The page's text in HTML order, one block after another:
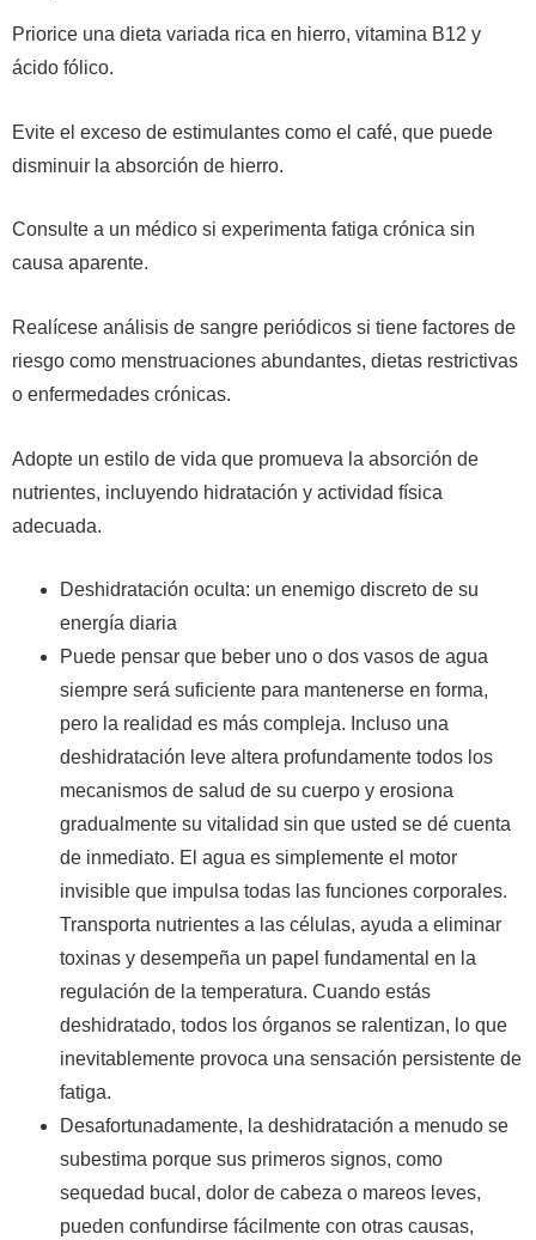
Priorice una dieta variada rica en hierro, vitamina B12 y
ácido fólico.
Evite el exceso de estimulantes como el café, que puede
disminuir la absorción de hierro.
Consulte a un médico si experimenta fatiga crónica sin
causa aparente.
Realícese análisis de sangre periódicos si tiene factores de
riesgo como menstruaciones abundantes, dietas restrictivas
o enfermedades crónicas.
Adopte un estilo de vida que promueva la absorción de
nutrientes, incluyendo hidratación y actividad física
adecuada.
Deshidratación oculta: un enemigo discreto de su
energía diaria
Puede pensar que beber uno o dos vasos de agua
siempre será suficiente para mantenerse en forma,
pero la realidad es más compleja. Incluso una
deshidratación leve altera profundamente todos los
mecanismos de salud de su cuerpo y erosiona
gradualmente su vitalidad sin que usted se dé cuenta
de inmediato. El agua es simplemente el motor
invisible que impulsa todas las funciones corporales.
Transporta nutrientes a las células, ayuda a eliminar
toxinas y desempeña un papel fundamental en la
regulación de la temperatura. Cuando estás
deshidratado, todos los órganos se ralentizan, lo que
inevitablemente provoca una sensación persistente de
fatiga.
Desafortunadamente, la deshidratación a menudo se
subestima porque sus primeros signos, como
sequedad bucal, dolor de cabeza o mareos leves,
pueden confundirse fácilmente con otras causas,